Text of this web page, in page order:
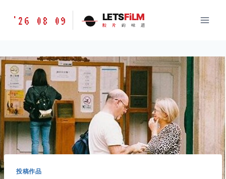
胶
味
道
LETSFILM
'26 08 09 LETSFiLM
胶 片 的 味 道
投稿作品